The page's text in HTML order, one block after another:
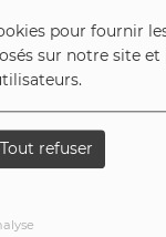
pour fournir
sur notre site
Tout refuser
11
21